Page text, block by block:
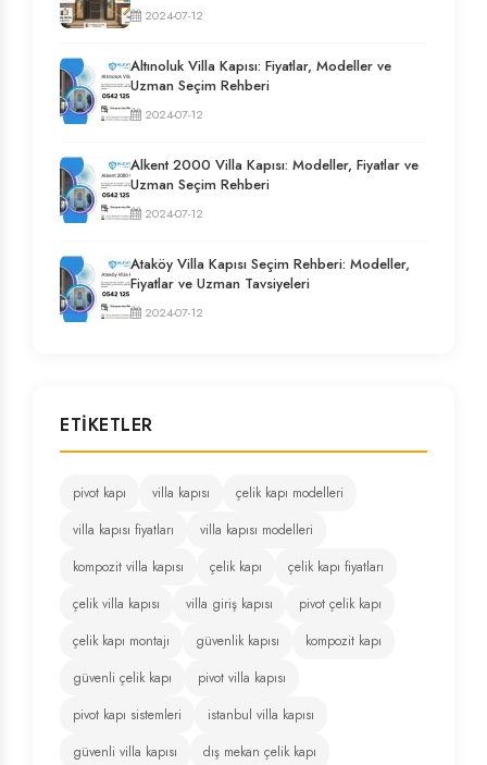
2024-07-12
Altınoluk Villa Kapısı: Fiyatlar, Modeller ve
Uzman Seçim Rehberi
2024-07-12
Alkent 2000 Villa Kapısı: Modeller, Fiyatlar ve
Uzman Seçim Rehberi
2024-07-12
Ataköy Villa Kapısı Seçim Rehberi: Modeller,
Fiyatlar ve Uzman Tavsiyeleri
2024-07-12
ETIKETLER
pivot kapı villa kapısı
çelik kapı modelleri
villa kapısı fiyatları
villa kapısı modelleri
kompozit villa kapısı
çelik kapı
çelik kapı fiyatları
çelik villa kapısı
villa giriş kapısı
pivot çelik kapı
çelik kapı montajı
güvenlik kapısı
kompozit kapı
güvenli çelik kapı
pivot villa kapısı
pivot kapı sistemleri
istanbul villa kapısı
güvenli villa kapısı
dış mekan çelik kapı